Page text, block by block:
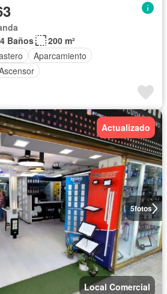
4 Baños
200 m²
Aparcamiento
5fotos
Actualizado
Local Comercial